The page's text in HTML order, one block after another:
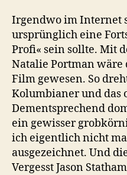
Irgendwo im Internet
ursprünglich eine
Profi« sein sollte. Mit
Natalie Portman wäre
Film gewesen. So
Kolumbianer und das
Dementsprechend
ein gewisser
ich eigentlich nicht
ausgezeichnet. Und
Vergesst Jason